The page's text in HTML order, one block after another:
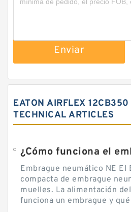
Enviar
EATON AIRFLEX
TECHNICAL ARTICLES
¿Cómo funciona el
Embrague neumático NE El
compacta de embrague
muelles. La alimentación
funciona un embrague y